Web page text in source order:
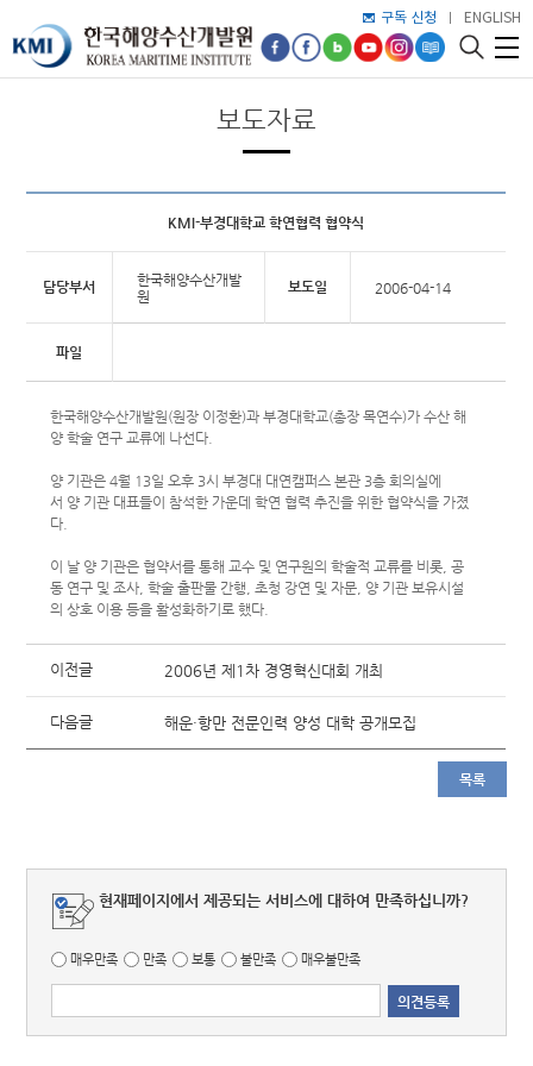
구독 신청 ENGLISH
보도자료
KMI-부경대학교 학연협력 협약식
담당부서
한국해양수산개발
원
보도일 2006-04-14
파일
한국해양수산개발원(원장 이정환)과 부경대학교(총장 목연수)가 수산 해
양 학술 연구 교류에 나선다.
양 기관은 4월 13일 오후 3시 부경대 대연캠퍼스 본관 3층 회의실에
서 양 기관 대표들이 참석한 가운데 학연 협력 추진을 위한 협약식을 가졌
다.
이 날 양 기관은 협약서를 통해 교수 및 연구원의 학술적 교류를 비롯, 공
동 연구 및 조사, 학술 출판물 간행, 초청 강연 및 자문, 양 기관 보유시설
의 상호 이용 등을 활성화하기로 했다.
이전글 2006년 제1차 경영혁신대회 개최
다음글 해운·항만 전문인력 양성 대학 공개모집
목록
현재페이지에서 제공되는 서비스에 대하여 만족하십니까?
매우만족 만족 보통 불만족 매우불만족